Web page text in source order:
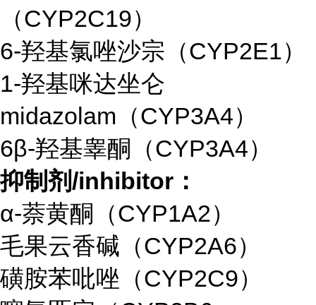
（CYP2C19）
6-羟基氯唑沙宗（CYP2E1）
1-羟基咪达坐仑
midazolam（CYP3A4）
6β-羟基睾酮（CYP3A4）
抑制剂/inhibitor：
α-萘黄酮（CYP1A2）
毛果云香碱（CYP2A6）
磺胺苯吡唑（CYP2C9）